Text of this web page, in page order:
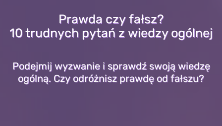
Prawda czy fałsz?
10 trudnych pytań z wiedzy ogólnej
Podejmij wyzwanie i sprawdź swoją wiedzę
ogólną. Czy odróżnisz prawdę od fałszu?